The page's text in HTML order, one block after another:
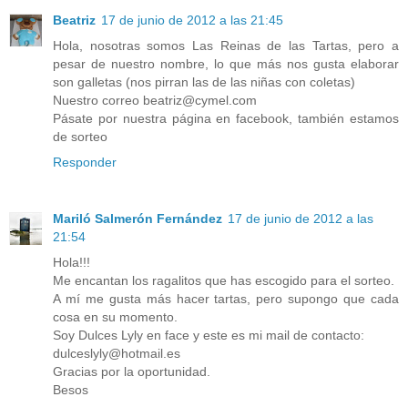
Beatriz 17 de junio de 2012 a las 21:45
Hola, nosotras somos Las Reinas de las Tartas, pero a
pesar de nuestro nombre, lo que más nos gusta elaborar
son galletas (nos pirran las de las niñas con coletas)
Nuestro correo beatriz@cymel.com
Pásate por nuestra página en facebook, también estamos
de sorteo
Responder
Mariló Salmerón Fernández 17 de junio de 2012 a las
21:54
Hola!!!
Me encantan los ragalitos que has escogido para el sorteo.
A mí me gusta más hacer tartas, pero supongo que cada
cosa en su momento.
Soy Dulces Lyly en face y este es mi mail de contacto:
dulceslyly@hotmail.es
Gracias por la oportunidad.
Besos